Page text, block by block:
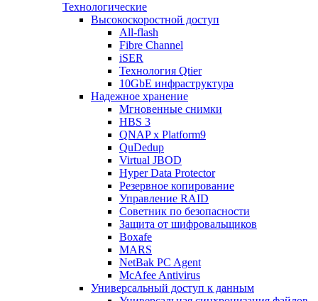
Технологические
Высокоскоростной доступ
All-flash
Fibre Channel
iSER
Технология Qtier
10GbE инфраструктура
Надежное хранение
Мгновенные снимки
HBS 3
QNAP x Platform9
QuDedup
Virtual JBOD
Hyper Data Protector
Резервное копирование
Управление RAID
Советник по безопасности
Защита от шифровальщиков
Boxafe
MARS
NetBak PC Agent
McAfee Antivirus
Универсальный доступ к данным